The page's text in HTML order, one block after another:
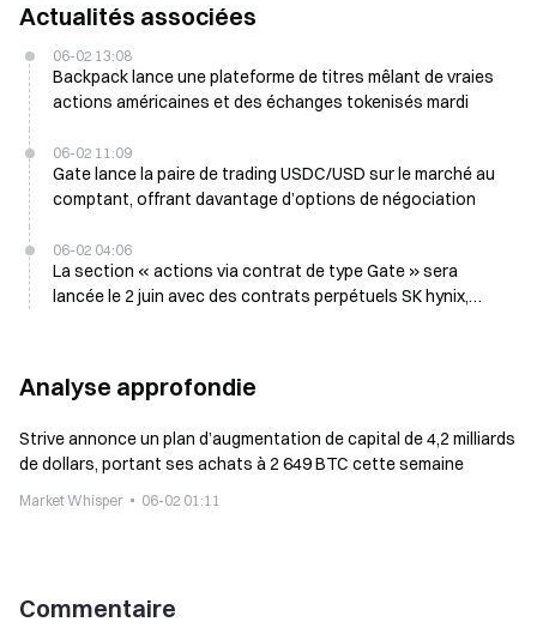
Actualités associées
06-02 13:08
Backpack lance une plateforme de titres mêlant de vraies
actions américaines et des échanges tokenisés mardi
06-02 11:09
Gate lance la paire de trading USDC/USD sur le marché au
comptant, offrant davantage d’options de négociation
06-02 04:06
La section « actions via contrat de type Gate » sera
lancée le 2 juin avec des contrats perpétuels SK hynix,
Analyse approfondie
Strive annonce un plan d’augmentation de capital de 4,2 milliards
de dollars, portant ses achats à 2 649 BTC cette semaine
Market Whisper 06-02 01:11
Commentaire